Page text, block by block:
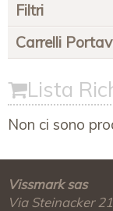
Filtri
Carrelli
Lista
Non ci sono
Vissmark sas
Via Steinacker 21